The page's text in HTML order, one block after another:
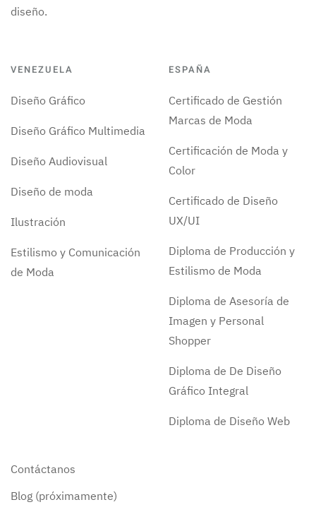
diseño.
VENEZUELA
Diseño Gráfico
Diseño Gráfico Multimedia
Diseño Audiovisual
Diseño de moda
Ilustración
Estilismo y Comunicación
de Moda
ESPAÑA
Certificado de Gestión
Marcas de Moda
Certificación de Moda y
Color
Certificado de Diseño
UX/UI
Diploma de Producción y
Estilismo de Moda
Diploma de Asesoría de
Imagen y Personal
Shopper
Diploma de De Diseño
Gráfico Integral
Diploma de Diseño Web
Contáctanos
Blog (próximamente)